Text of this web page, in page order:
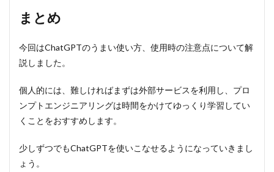
まとめ
今回はChatGPTのうまい使い方、使用時の注意点について解
説しました。
個人的には、難しければまずは外部サービスを利用し、プロ
ンプトエンジニアリングは時間をかけてゆっくり学習してい
くことをおすすめします。
少しずつでもChatGPTを使いこなせるようになっていきまし
ょう。